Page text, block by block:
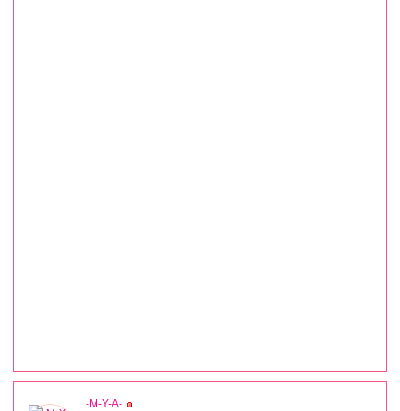
-M-Y-A-